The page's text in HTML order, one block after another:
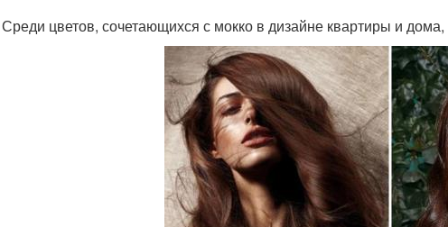
Среди цветов, сочетающихся с мокко в дизайне квартиры и